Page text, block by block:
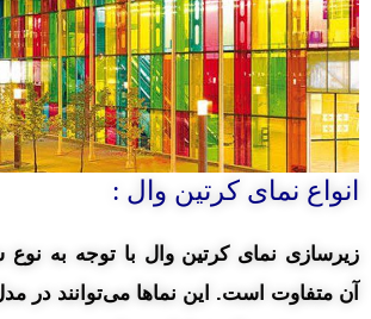
انواع نمای کرتین وال :
زیرسازی نمای کرتین وال با توجه به
آن متفاوت است. این نماها می‌توانند در